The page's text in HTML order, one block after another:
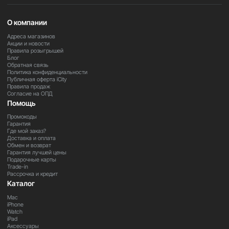
качеством и стабильностью. Это удобный инструмент
моментов.
iPhone 17e — это надёжный и универсальный смартфон,
развлечений, оставаясь простым и удобным в
использовании.
5 подарков при покупке iPhone в нашем
магазине:
• Чехол Silicone Case
• Защитное стекло с установкой
• Скидка 10% на все аксессуары
• Активация, настройка и перенос данных
• Установка необходимых приложений
некоторые функции могут быть недоступны. Уточняйте
О компании
Адреса магазинов
Акции и новости
Правила розыгрышей
Блог
Обратная связь
Политика конфиденциальности
Публичная оферта iCity
Правила продаж
Согласие на ОПД
Помощь
Промокоды
Гарантия
Где мой заказ?
Доставка и оплата
Обмен и возврат
Гарантия лучшей цены
Подарочные карты
Trade-in
Рассрочка и кредит
Каталог
Mac
iPhone
Watch
iPad
Аксессуары